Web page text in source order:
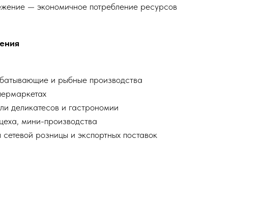
— экономичное потребление ресурсов
и рыбные производства
деликатесов и гастрономии
мини-производства
розницы и экспортных поставок